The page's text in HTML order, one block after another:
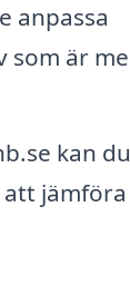
anpassa
som är
kan du
jämföra